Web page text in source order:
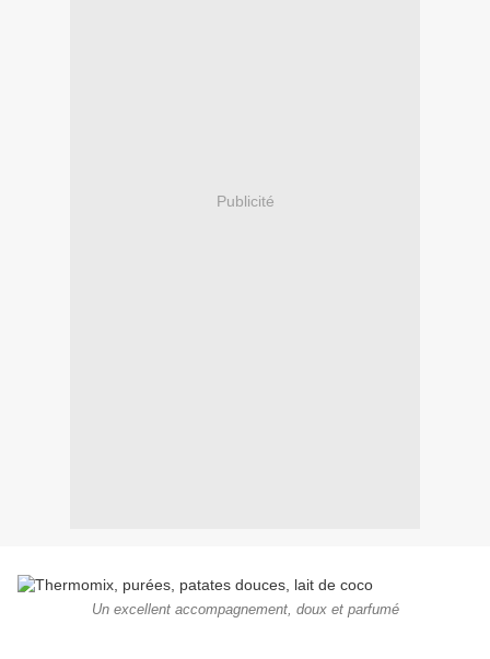
Publicité
Un excellent accompagnement, doux et parfumé